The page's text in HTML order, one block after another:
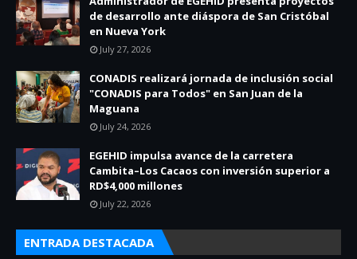
de desarrollo ante diáspora de San Cristóbal
en Nueva York
July 27, 2026
CONADIS realizará jornada de inclusión social
"CONADIS para Todos" en San Juan de la
Maguana
July 24, 2026
EGEHID impulsa avance de la carretera
Cambita–Los Cacaos con inversión superior a
RD$4,000 millones
July 22, 2026
ENTRADA DESTACADA